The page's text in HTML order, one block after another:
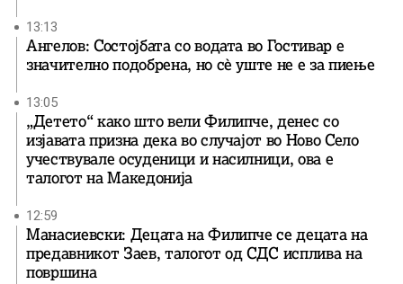
13:13
Ангелов: Состојбата со водата во Гостивар е
значително подобрена, но сè уште не е за пиење
13:05
„Детето“ како што вели Филипче, денес со
изјавата призна дека во случајот во Ново Село
учествувале осуденици и насилници, ова е
талогот на Македонија
12:59
Манасиевски: Децата на Филипче се децата на
предавникот Заев, талогот од СДС исплива на
површина